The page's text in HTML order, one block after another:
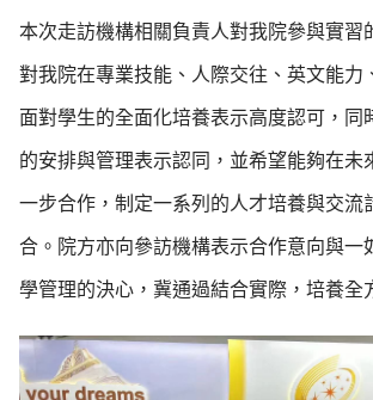
本次走訪機構相關負責人對我院參與實習
對我院在專業技能、人際交往、英文能力
面對學生的全面化培養表示高度認可，同
的安排與管理表示認同，並希望能夠在未
一步合作，制定一系列的人才培養與交流
合。院方亦向參訪機構表示合作意向與一
學管理的決心，冀通過結合實際，培養全